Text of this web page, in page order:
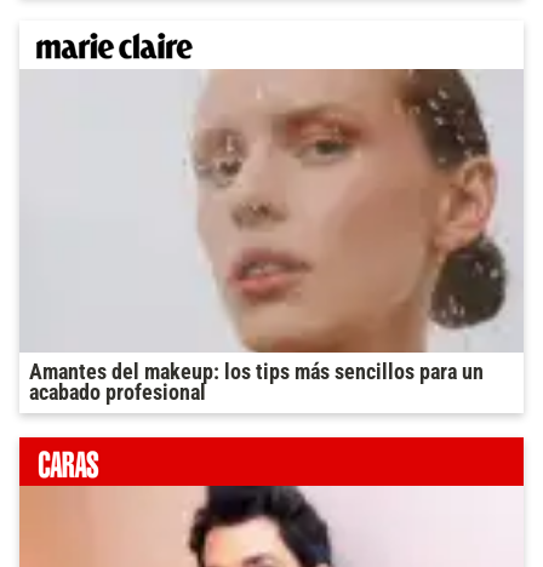
Amantes del makeup: los tips más sencillos para un
acabado profesional